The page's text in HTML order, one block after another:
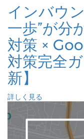
インバウ
一歩”が分
対策 ×
対策完全
新】
詳しく見る